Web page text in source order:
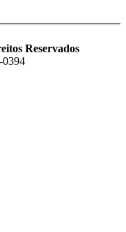
Reservados
0394